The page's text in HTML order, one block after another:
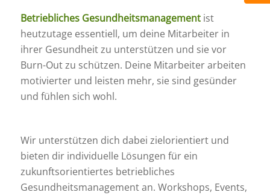
Betriebliches Gesundheitsmanagementist
heutzutage essentiell, um deine Mitarbeiter in
ihrer Gesundheit zu unterstützen und sie vor
Burn-Out zu schützen. Deine Mitarbeiter arbeiten
motivierter und leisten mehr, sie sind gesünder
und fühlen sich wohl.
Wir unterstützen dich dabei zielorientiert und
bieten dir individuelle Lösungen für ein
zukunftsorientiertes betriebliches
Gesundheitsmanagement an. Workshops, Events,